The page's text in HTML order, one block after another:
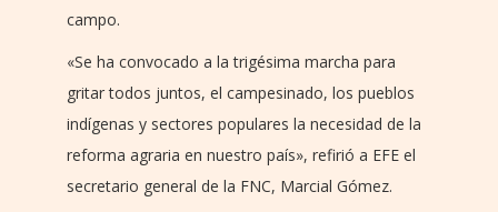
campo.
«Se ha convocado a la trigésima marcha para
gritar todos juntos, el campesinado, los pueblos
indígenas y sectores populares la necesidad de la
reforma agraria en nuestro país», refirió a EFE el
secretario general de la FNC, Marcial Gómez.